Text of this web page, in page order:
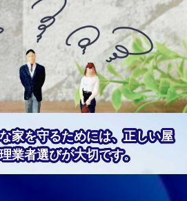
家を守るためには、正しい屋
業者選びが大切です。